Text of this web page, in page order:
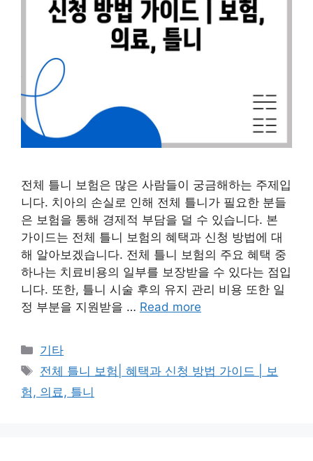
전체 틀니 보험은 많은 사람들이 궁금해하는 주제입
니다. 치아의 손실로 인해 전체 틀니가 필요한 분들
은 보험을 통해 경제적 부담을 덜 수 있습니다. 본
가이드는 전체 틀니 보험의 혜택과 신청 방법에 대
해 알아보겠습니다. 전체 틀니 보험의 주요 혜택 중
하나는 치료비용의 일부를 보장받을 수 있다는 점입
니다. 또한, 틀니 시술 후의 유지 관리 비용 또한 일
정 부분을 지원받을 … Read more
Categories
기타
Tags
전체 틀니 보험| 혜택과 신청 방법 가이드 | 보
험, 의료, 틀니